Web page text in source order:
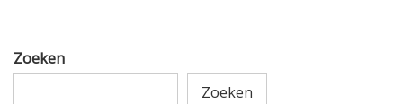
Zoeken
Zoeken